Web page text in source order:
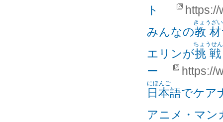
ト
みんなの教材
きょうざい
エリンが挑戦
ちょうせん
ー
https://
日本語
にほんご
でケア
アニメ・マン